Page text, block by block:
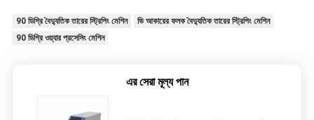
90 ডিগ্রি বৈদ্যুতিক তারের স্ট্রিপিং মেশিন
ভি আকারের ফলক বৈদ্যুতিক তারের স্ট্রিপিং মেশিন
90 ডিগ্রি ওয়্যার প্রসেসিং মেশিন
এর সেরা মূল্য পান